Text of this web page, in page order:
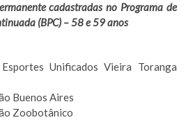
cadastradas no Programa de
(BPC) – 58 e 59 anos
Unificados Vieira Toranga
Buenos Aires
Zoobotânico